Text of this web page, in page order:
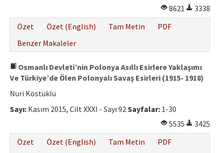
8621
3338
Özet
Özet (English) Tam Metin
PDF
Benzer Makaleler
Osmanlı Devleti’nin Polonya Asıllı Esirlere Yaklaşımı
Ve Türkiye’de Ölen Polonyalı Savaş Esirleri (1915- 1918)
Nuri Köstüklü
Sayı: Kasım 2015, Cilt XXXI - Sayı 92Sayfalar: 1-30
5535
3425
Özet
Özet (English) Tam Metin
PDF